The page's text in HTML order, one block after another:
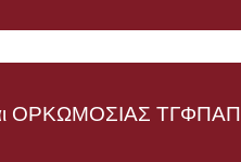
ΟΡΚΩΜΟΣΙΑΣ TΓΦΠΑΠ